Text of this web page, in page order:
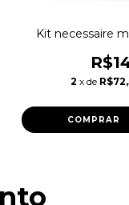
Kit necessaire
2 x de
COMPRAR